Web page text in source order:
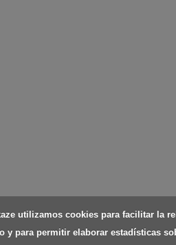
utilizamos cookies para facilitar la
y para permitir elaborar estadísticas